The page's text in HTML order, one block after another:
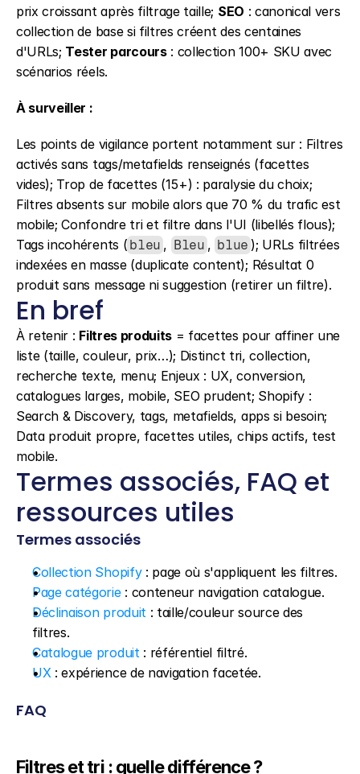
prix croissant après filtrage taille; SEO : canonical vers
collection de base si filtres créent des centaines
d'URLs; Tester parcours : collection 100+ SKU avec
scénarios réels.
À surveiller :
Les points de vigilance portent notamment sur : Filtres
activés sans tags/metafields renseignés (facettes
vides); Trop de facettes (15+) : paralysie du choix;
Filtres absents sur mobile alors que 70 % du trafic est
mobile; Confondre tri et filtre dans l'UI (libellés flous);
Tags incohérents ( bleu , Bleu , blue ); URLs filtrées
indexées en masse (duplicate content); Résultat 0
produit sans message ni suggestion (retirer un filtre).
En bref
À retenir : Filtres produits = facettes pour affiner une
liste (taille, couleur, prix…); Distinct tri, collection,
recherche texte, menu; Enjeux : UX, conversion,
catalogues larges, mobile, SEO prudent; Shopify :
Search & Discovery, tags, metafields, apps si besoin;
Data produit propre, facettes utiles, chips actifs, test
mobile.
Termes associés, FAQ et
ressources utiles
Termes associés
Collection Shopify : page où s'appliquent les filtres.
Page catégorie : conteneur navigation catalogue.
Déclinaison produit : taille/couleur source des
filtres.
Catalogue produit : référentiel filtré.
UX : expérience de navigation facetée.
FAQ
Filtres et tri : quelle différence ?